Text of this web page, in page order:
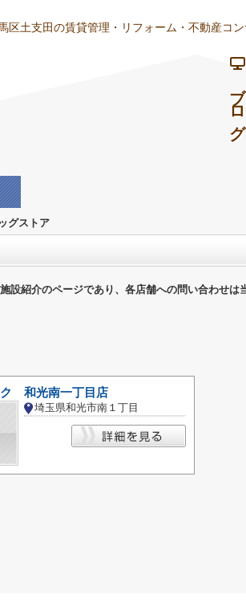
区土支田の賃貸管理・リフォーム・不動産コ
ブログ
グストア
設紹介のページであり、各店舗への問い合わせは
ク 和光南一丁目店
埼玉県和光市南１丁目